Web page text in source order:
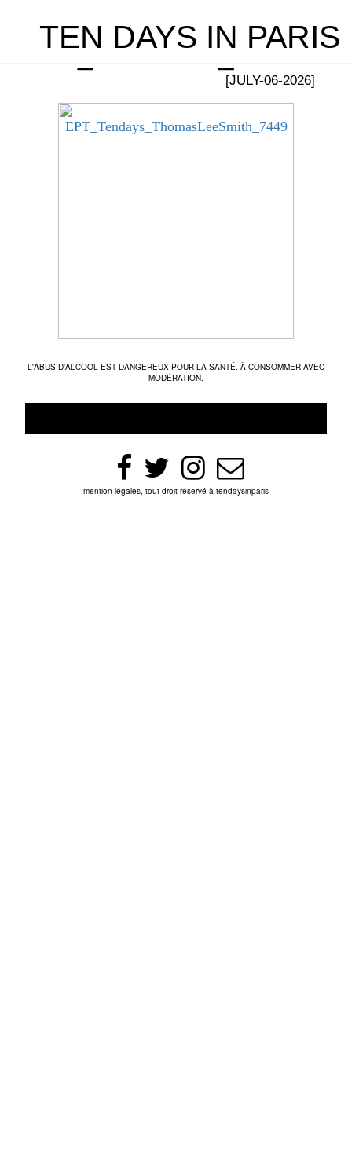
TEN DAYS IN PARIS
[JULY-06-2026]
L'ABUS D'ALCOOL EST DANGEREUX POUR LA SANTÉ. À CONSOMMER AVEC
MODÉRATION.
mention légales, tout droit réservé à tendaysinparis